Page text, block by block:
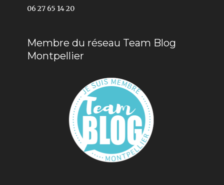
06 27 65 14 20
Membre du réseau Team Blog
Montpellier